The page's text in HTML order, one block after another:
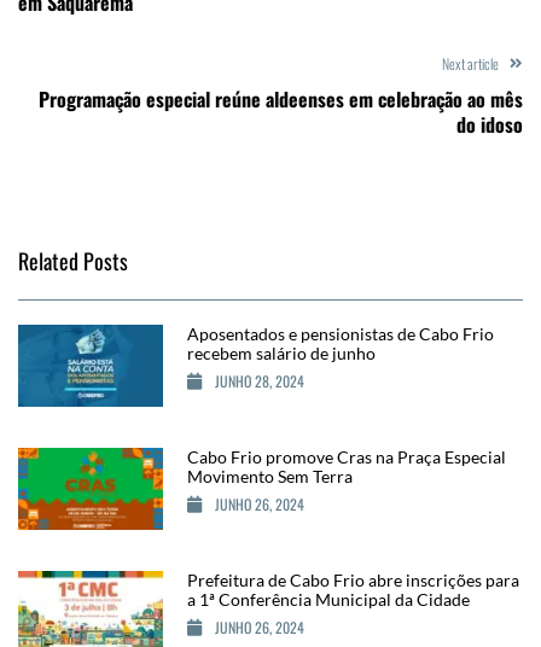
Next article
Programação especial reúne aldeenses em celebração ao mês
do idoso
Related Posts
Aposentados e pensionistas de Cabo Frio
recebem salário de junho
JUNHO 28, 2024
Cabo Frio promove Cras na Praça Especial
Movimento Sem Terra
JUNHO 26, 2024
Prefeitura de Cabo Frio abre inscrições para
a 1ª Conferência Municipal da Cidade
JUNHO 26, 2024